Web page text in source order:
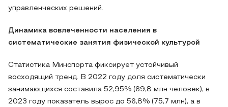
управленческих решений.
Динамика вовлеченности населения в
систематические занятия физической культурой
Статистика Минспорта фиксирует устойчивый
восходящий тренд. В 2022 году доля систематически
занимающихся составила 52,95% (69,8 млн человек), в
2023 году показатель вырос до 56,8% (75,7 млн), а в